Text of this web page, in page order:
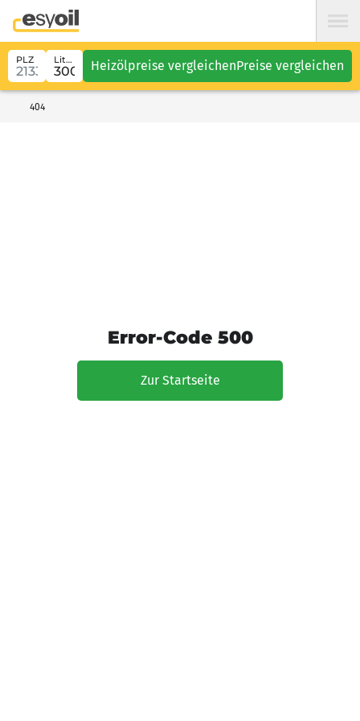
PLZ Liter Heizölpreise vergleichenPreise vergleichen
404
Error-Code 500
Zur Startseite